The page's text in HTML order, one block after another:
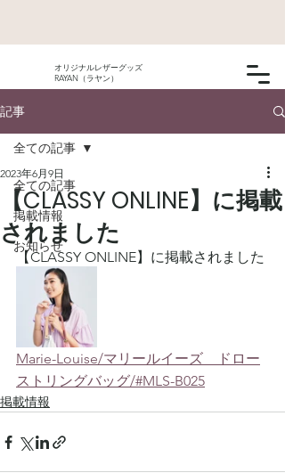
オリジナルレザーグッズ
RAYAN（ラヤン）
記事
全ての記事
掲載情報
お知らせ
全ての記事
【CLASSY ONLINE】に掲載
されました
2023年6月9日
【CLASSY ONLINE】に掲載されました
Marie-Louise/マリールイーズ　ドロー
ストリングバッグ/#MLS-B025
掲載情報